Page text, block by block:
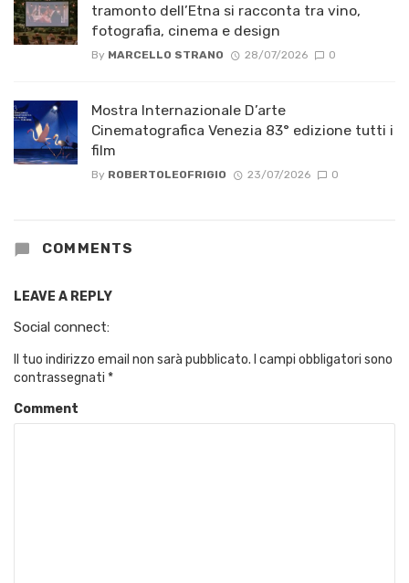
tramonto dell’Etna si racconta tra vino,
fotografia, cinema e design
By MARCELLO STRANO 28/07/2026 0
Mostra Internazionale D’arte
Cinematografica Venezia 83° edizione tutti i
film
By ROBERTOLEOFRIGIO 23/07/2026 0
COMMENTS
LEAVE A REPLY
Social connect:
Il tuo indirizzo email non sarà pubblicato. I campi obbligatori sono
contrassegnati *
Comment